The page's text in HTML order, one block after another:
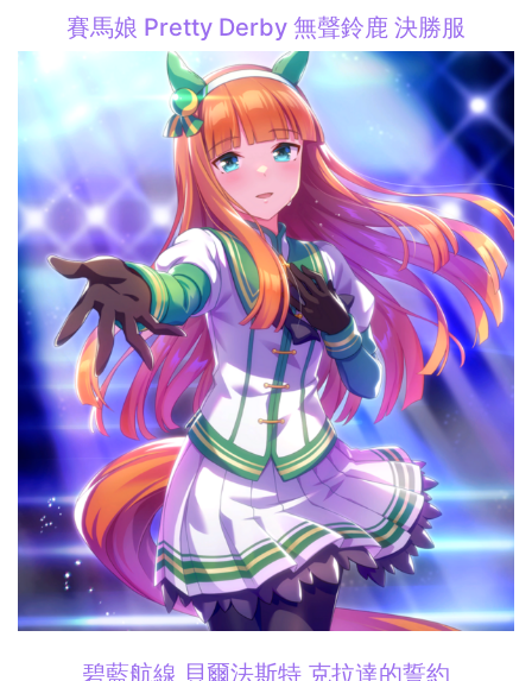
賽馬娘 Pretty Derby 無聲鈴鹿 決勝服
碧藍航線 貝爾法斯特 克拉達的誓約